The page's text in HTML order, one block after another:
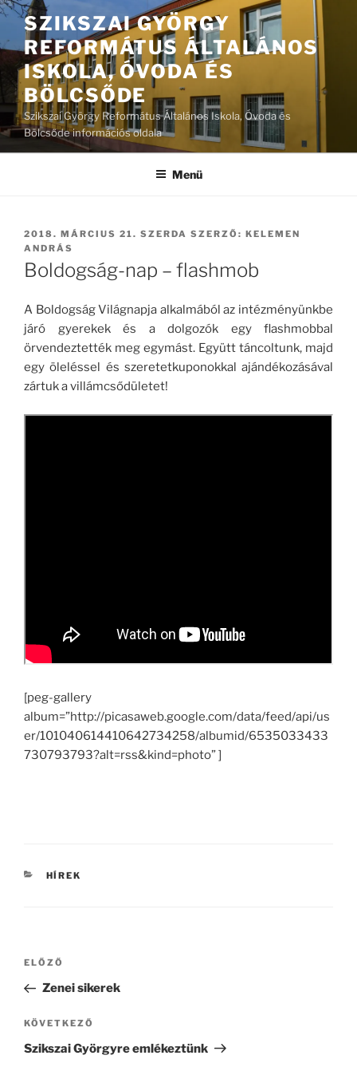
Tartalomhoz
SZIKSZAI GYÖRGY
REFORMÁTUS ÁLTALÁNOS
ISKOLA, ÓVODA ÉS
BÖLCSŐDE
Szikszai György Református Általános Iskola, Óvoda és
Bölcsőde információs oldala
Menü
BEKÜLDVE:
2018. MÁRCIUS 21. SZERDA SZERZŐ: KELEMEN
ANDRÁS
Boldogság-nap – flashmob
A Boldogság Világnapja alkalmából az intézményünkbe
járó gyerekek és a dolgozók egy flashmobbal
örvendeztették meg egymást. Együtt táncoltunk, majd
egy öleléssel és szeretetkuponokkal ajándékozásával
zártuk a villámcsődületet!
[peg-gallery
album=”http://picasaweb.google.com/data/feed/api/us
er/101040614410642734258/albumid/6535033433
730793793?alt=rss&kind=photo” ]
KATEGÓRIÁK
HÍREK
Bejegyzés
Korábbi
bejegyzés
ELŐZŐ
Zenei sikerek
Következő
bejegyzés
KÖVETKEZŐ
Szikszai Györgyre emlékeztünk